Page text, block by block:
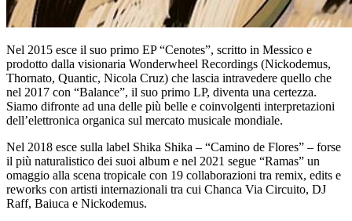
Nel 2015 esce il suo primo EP “Cenotes”, scritto in Messico e
prodotto dalla visionaria Wonderwheel Recordings (Nickodemus,
Thornato, Quantic, Nicola Cruz) che lascia intravedere quello che
nel 2017 con “Balance”, il suo primo LP, diventa una certezza.
Siamo difronte ad una delle più belle e coinvolgenti interpretazioni
dell’elettronica organica sul mercato musicale mondiale.
Nel 2018 esce sulla label Shika Shika – “Camino de Flores” – forse
il più naturalistico dei suoi album e nel 2021 segue “Ramas” un
omaggio alla scena tropicale con 19 collaborazioni tra remix, edits e
reworks con artisti internazionali tra cui Chanca Via Circuito, DJ
Raff, Baiuca e Nickodemus.